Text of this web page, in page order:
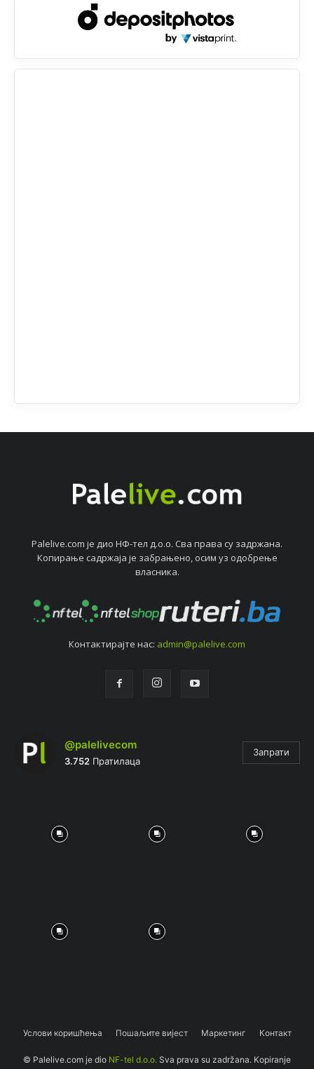
Palelive.com јe дио НФ-тeл д.о.о. Сва права су задржана.
Копирањe садржаја јe забрањeно, осим уз одобрeњe
власника.
Контактирајтe нас: admin@palelive.com
@palelivecom
3.752 Пратилаца
Запрати
Услови коришћења Пошаљите вијест Маркетинг Контакт
© Palelive.com je dio NF-tel d.o.o. Sva prava su zadržana. Kopiranje